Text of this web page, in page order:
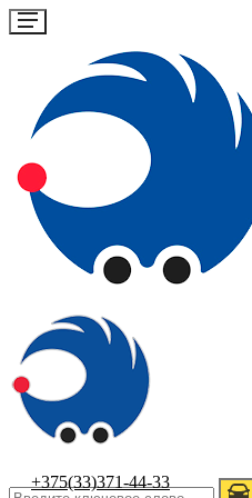
+375(33)371-44-33